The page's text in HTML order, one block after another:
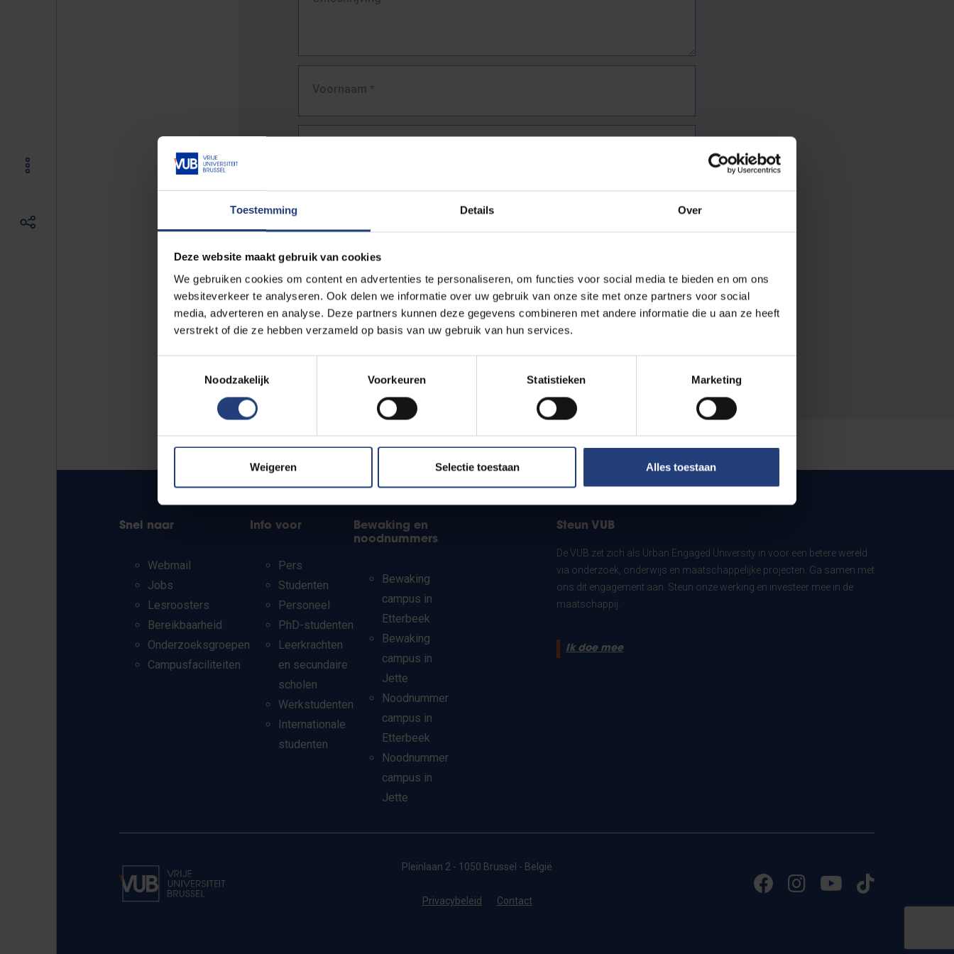
Toestemming Details Over
Deze website maakt gebruik van cookies
We gebruiken cookies om content en advertenties te personaliseren, om functies voor social media te bieden en om ons
websiteverkeer te analyseren. Ook delen we informatie over uw gebruik van onze site met onze partners voor social
media, adverteren en analyse. Deze partners kunnen deze gegevens combineren met andere informatie die u aan ze heeft
verstrekt of die ze hebben verzameld op basis van uw gebruik van hun services.
Noodzakelijk
Voorkeuren Statistieken Marketing
Weigeren Selectie toestaan Alles toestaan
Voornaam *
URL*
De volledige URL van de pagina waar je de fout zag.
Bv. https://www.vub.be/nl/studeren-aan-de-vub/alle-opleidingen
Snel naar
Webmail
Jobs
Lesroosters
Bereikbaarheid
Onderzoeksgroepen
Campusfaciliteiten
Info voor
Pers
Studenten
Personeel
PhD-studenten
Leerkrachten
en secundaire
scholen
Werkstudenten
Internationale
studenten
Bewaking en
noodnummers
Bewaking
campus in
Etterbeek
Bewaking
campus in
Jette
Noodnummer
campus in
Etterbeek
Noodnummer
campus in
Jette
Steun VUB
De VUB zet zich als Urban Engaged University in voor een betere wereld
via onderzoek, onderwijs en maatschappelijke projecten. Ga samen met
ons dit engagement aan. Steun onze werking en investeer mee in de
maatschappij.
Ik doe mee
Pleinlaan 2 - 1050 Brussel - België
Privacybeleid Contact